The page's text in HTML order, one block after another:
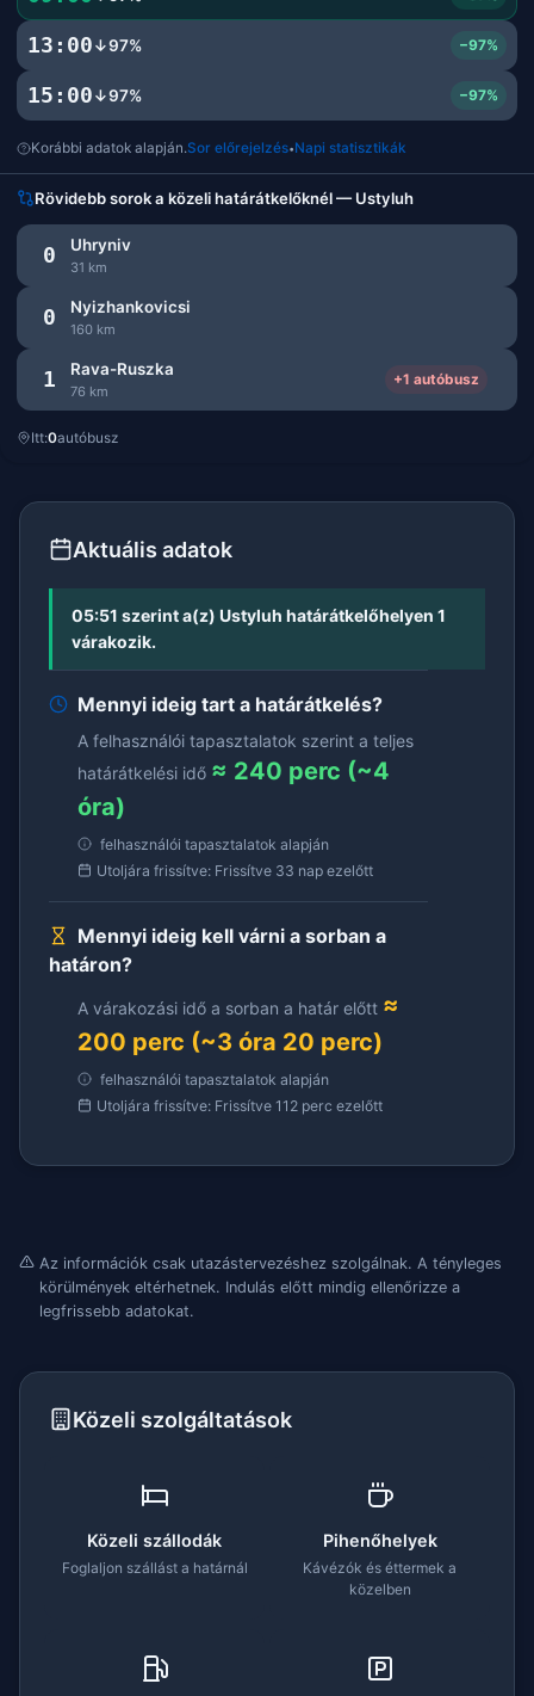
13:00↓97% −97%
15:00↓97% −97%
Korábbi adatok alapján.Sor előrejelzés•Napi statisztikák
Rövidebb sorok a közeli határátkelőknél — Ustyluh
0 Uhryniv
31 km
0 Nyizhankovicsi
160 km
1 Rava-Ruszka
76 km
+1 autóbusz
Itt:0autóbusz
Aktuális adatok
05:51 szerint a(z) Ustyluh határátkelőhelyen 1
várakozik.
Mennyi ideig tart a határátkelés?
A felhasználói tapasztalatok szerint a teljes
határátkelési idő ≈ 240 perc (~4
óra)
felhasználói tapasztalatok alapján
Utoljára frissítve: Frissítve 33 nap ezelőtt
Mennyi ideig kell várni a sorban a
határon?
A várakozási idő a sorban a határ előtt ≈
200 perc (~3 óra 20 perc)
felhasználói tapasztalatok alapján
Utoljára frissítve: Frissítve 112 perc ezelőtt
Az információk csak utazástervezéshez szolgálnak. A tényleges
körülmények eltérhetnek. Indulás előtt mindig ellenőrizze a
legfrissebb adatokat.
Közeli szolgáltatások
Közeli szállodák
Foglaljon szállást a határnál
Pihenőhelyek
Kávézók és éttermek a
közelben